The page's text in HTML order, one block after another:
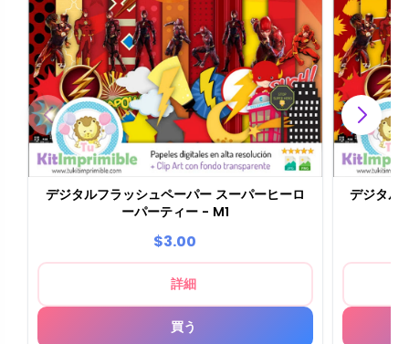
デジタルフラッシュペーパー スーパーヒーロ
ーパーティー - M1
$3.00
詳細
買う
デジタル